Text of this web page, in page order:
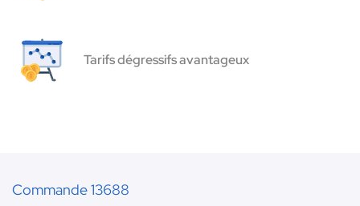
Tarifs dégressifs avantageux
Commande 13688